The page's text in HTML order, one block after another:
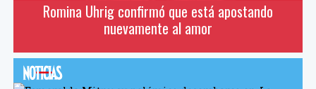
Romina Uhrig confirmó que está apostando
nuevamente al amor